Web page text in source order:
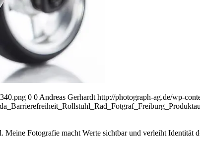
0 0 Andreas Gerhardt http://photograph-ag.de/wp-
Fotografie macht Werte sichtbar und verleiht Identität